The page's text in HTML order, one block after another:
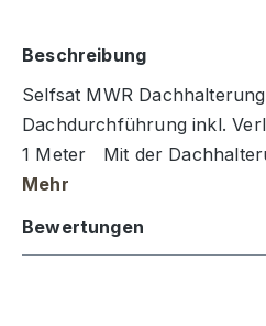
Beschreibung
Selfsat MWR
Dachdurchführung inkl.
1 Meter Mit der
Mehr
Bewertungen